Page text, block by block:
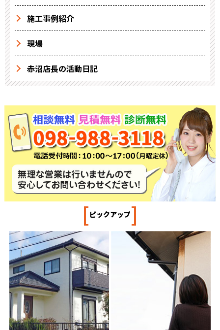
施工事例紹介
現場
赤沼店長の活動日記
[ピックアップ]